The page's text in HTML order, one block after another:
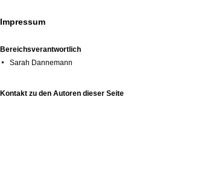
Impressum
Bereichsverantwortlich
Sarah Dannemann
Kontakt zu den Autoren dieser Seite